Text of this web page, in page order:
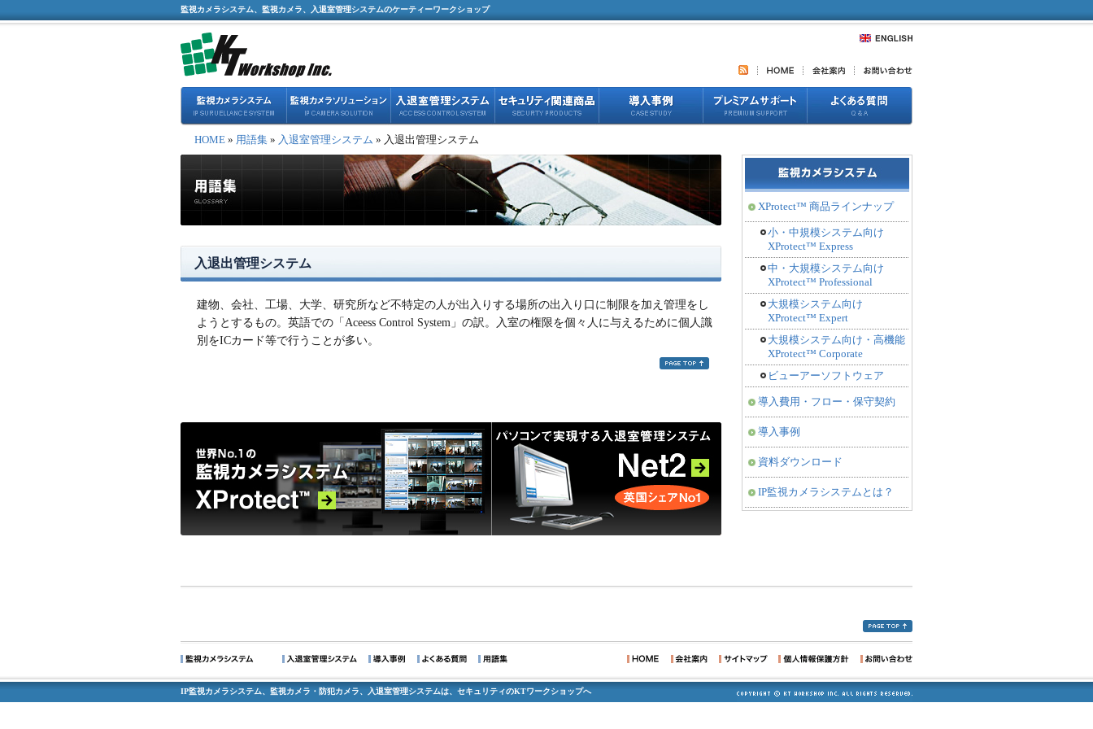
監視カメラシステム、監視カメラ、入退室管理システムのケーティーワークショップ
HOME » 用語集 » 入退室管理システム » 入退出管理システム
入退出管理システム
建物、会社、工場、大学、研究所など不特定の人が出入りする場所の出入り口に制限を加え管理をし
ようとするもの。英語での「Aceess Control System」の訳。入室の権限を個々人に与えるために個人識
別をICカード等で行うことが多い。
XProtect™ 商品ラインナップ
小・中規模システム向け
XProtect™ Express
中・大規模システム向け
XProtect™ Professional
大規模システム向け
XProtect™ Expert
大規模システム向け・高機能
XProtect™ Corporate
ビューアーソフトウェア
導入費用・フロー・保守契約
導入事例
資料ダウンロード
IP監視カメラシステムとは？
IP監視カメラシステム、監視カメラ・防犯カメラ、入退室管理システムは、セキュリティのKTワークショップへ